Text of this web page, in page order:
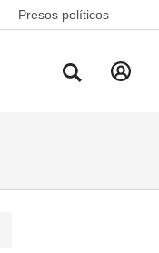
Presos políticos